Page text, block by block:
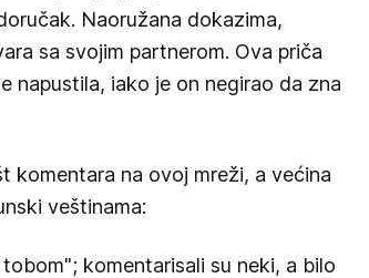
Naoružana dokazima,
sa svojim partnerom. Ova priča
napustila, iako je on negirao da zna
komentara na ovoj mreži, a većina
veštinama:
komentarisali su neki, a bilo